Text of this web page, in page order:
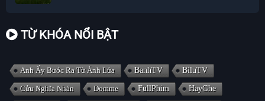
TỪ KHÓA NỔI BẬT
Anh Ấy Bước Ra Từ Ánh Lửa BanhTV BiluTV
Cửu Nghĩa Nhân Domme FullPhim HayGhe